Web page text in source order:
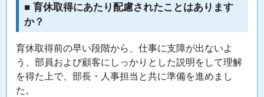
■ 育休取得にあたり配慮されたことはあります
か？
育休取得前の早い段階から、仕事に支障が出ないよ
う、部員および顧客にしっかりとした説明をして理解
を得た上で、部長・人事担当と共に準備を進めまし
た。